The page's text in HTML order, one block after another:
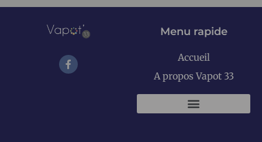
Menu rapide
Accueil
A propos Vapot 33